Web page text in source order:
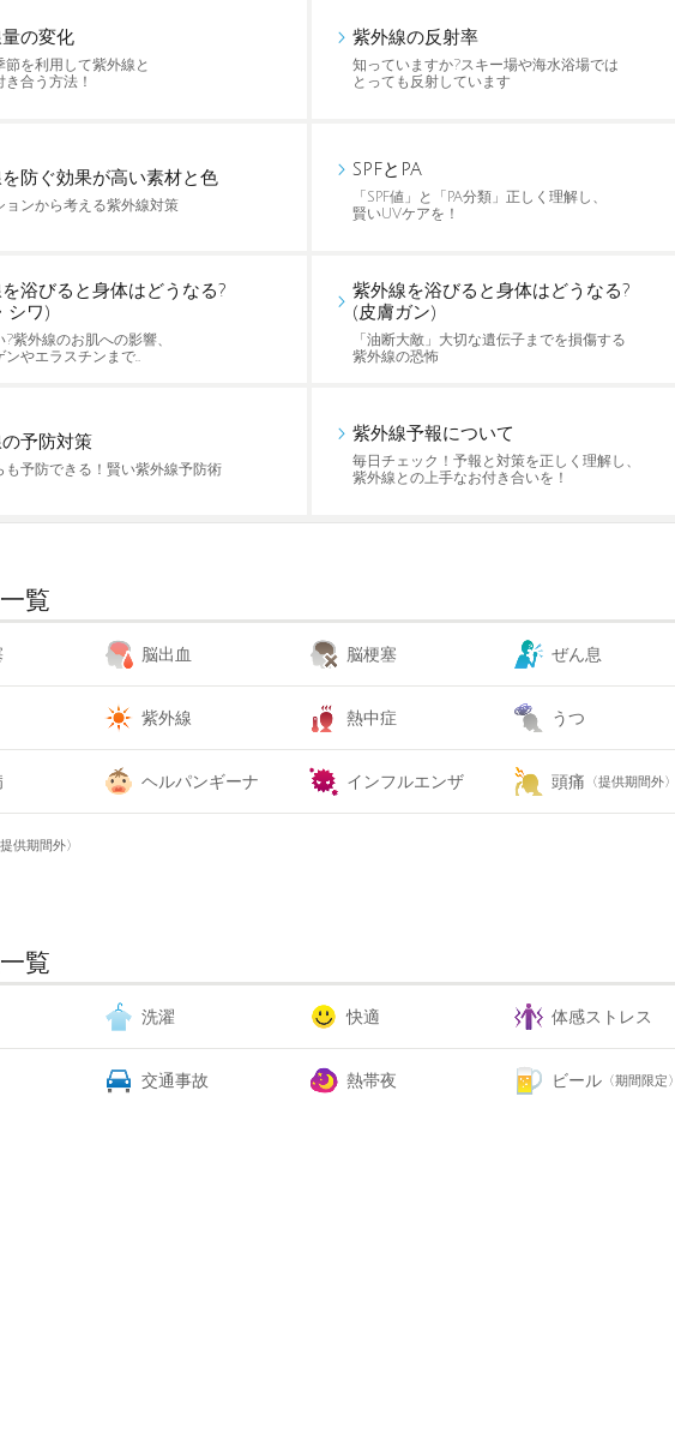
の変化
節を利用して紫外線と
き合う方法！
紫外線の反射率
知っていますか?スキー場や海水浴場では
とっても反射しています
防ぐ効果が高い素材と色
ョンから考える紫外線対策
SPFとPA
「SPF値」と「PA分類」正しく理解し、
賢いUVケアを！
浴びると身体はどうなる?
シワ)
?紫外線のお肌への影響、
ンやエラスチンまで…
紫外線を浴びると身体はどうなる?
(皮膚ガン)
「油断大敵」大切な遺伝子までを損傷する
紫外線の恐怖
予防対策
も予防できる！賢い紫外線予防術
紫外線予報について
毎日チェック！予報と対策を正しく理解し、
紫外線との上手なお付き合いを！
覧
脳出血 脳梗塞 ぜん息
紫外線 熱中症 うつ
ヘルパンギーナ インフルエンザ 頭痛 〈提供期間外〉
提供期間外〉
覧
洗濯 快適 体感ストレス
交通事故 熱帯夜 ビール 〈期間限定〉